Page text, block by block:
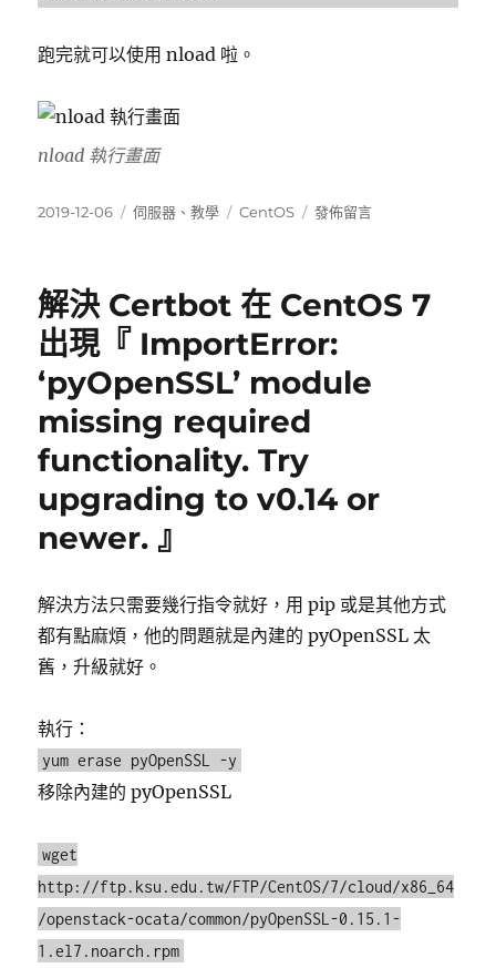
跑完就可以使用 nload 啦。
nload 執行畫面
發
2019-12-06
分
伺服器 、教學
標
CentOS
在
透
編
譯
安
發佈留言
解決 Certbot 在 CentOS 7
出現『 ImportError:
‘pyOpenSSL’ module
missing required
functionality. Try
upgrading to v0.14 or
newer. 』
解決方法只需要幾行指令就好，用 pip 或是其他方式
都有點麻煩，他的問題就是內建的 pyOpenSSL 太
舊，升級就好。
執行：
yum erase pyOpenSSL -y
移除內建的 pyOpenSSL
wget
http://ftp.ksu.edu.tw/FTP/CentOS/7/cloud/x86_64
/openstack-ocata/common/pyOpenSSL-0.15.1-
1.el7.noarch.rpm